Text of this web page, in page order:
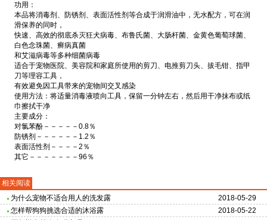
功用：
本品将消毒剂、防锈剂、表面活性剂等合成于润滑油中，无水配方，可在润
滑保养的同时，
快速、高效的彻底杀灭狂犬病毒、布鲁氏菌、大肠杆菌、金黄色葡萄球菌、
白色念珠菌、癣病真菌
和艾滋病毒等多种细菌病毒
适合于宠物医院、美容院和家庭所使用的剪刀、电推剪刀头、拔毛钳、指甲
刀等理容工具，
有效避免因工具带来的宠物间交叉感染
使用方法：将适量消毒液喷向工具，保留一分钟左右，然后用干净抹布或纸
巾擦拭干净
主要成分：
对氯苯酚－－－－－0.8％
防锈剂－－－－－－1.2％
表面活性剂－－－－2％
其它－－－－－－－96％
相关阅读
2018-05-29
为什么宠物不适合用人的洗发露
2018-05-22
怎样帮狗狗挑选合适的沐浴露